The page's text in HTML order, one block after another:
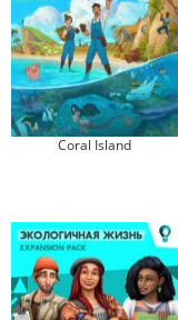
Coral Island